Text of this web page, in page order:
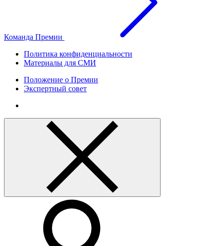
Команда Премии
Политика конфиденциальности
Материалы для СМИ
Положение о Премии
Экспертный совет